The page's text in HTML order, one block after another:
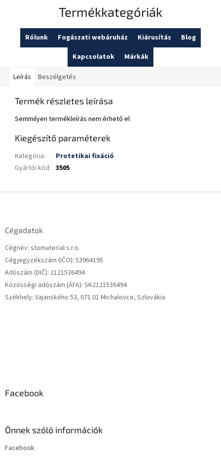
Termékkategóriák
Rólunk Fogászati webáruház Kiárusítás
Blog
Kapcsolatok
Márkák
Leírás Beszélgetés
Termék részletes leírása
Semmilyen termékleírás nem érhető el
Kiegészítő paraméterek
Kategória:
Protetikai fixáció
Gyártói kód: 3505
Cégadatok
Cégnév: stomaterial s.r.o.
Cégjegyzékszám (IČO): 53964195
Adószám (DIČ): 2121536494
Közösségi adószám (ÁFA): SK2121536494
Székhely: Vajanského 53, 071 01 Michalovce, Szlovákia
Facebook
Önnek szóló információk
Facebook